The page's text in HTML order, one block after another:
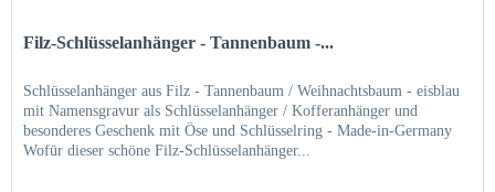
Filz-Schlüsselanhänger - Tannenbaum -...
Schlüsselanhänger aus Filz - Tannenbaum / Weihnachtsbaum - eisblau
mit Namensgravur als Schlüsselanhänger / Kofferanhänger und
besonderes Geschenk mit Öse und Schlüsselring - Made-in-Germany
Wofür dieser schöne Filz-Schlüsselanhänger...